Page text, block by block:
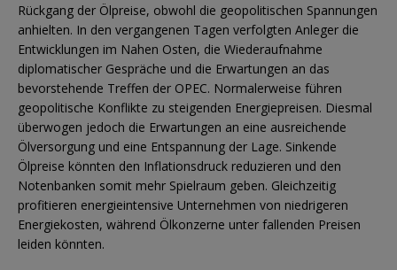
Rückgang der Ölpreise, obwohl die geopolitischen Spannungen
anhielten. In den vergangenen Tagen verfolgten Anleger die
Entwicklungen im Nahen Osten, die Wiederaufnahme
diplomatischer Gespräche und die Erwartungen an das
bevorstehende Treffen der OPEC. Normalerweise führen
geopolitische Konflikte zu steigenden Energiepreisen. Diesmal
überwogen jedoch die Erwartungen an eine ausreichende
Ölversorgung und eine Entspannung der Lage. Sinkende
Ölpreise könnten den Inflationsdruck reduzieren und den
Notenbanken somit mehr Spielraum geben. Gleichzeitig
profitieren energieintensive Unternehmen von niedrigeren
Energiekosten, während Ölkonzerne unter fallenden Preisen
leiden könnten.